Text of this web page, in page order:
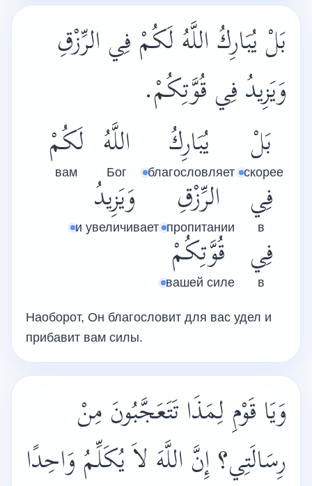
بَلْ يُبَارِكُ اللَّهُ لَكُمْ فِي الرِّزْقِ
وَيَزِيدُ فِي قُوَّتِكُمْ.
بَلْ
скорее
يُبَارِكُ
благословляет
اللَّهُ
Бог
لَكُمْ
вам
فِي
в
الرِّزْقِ
пропитании
وَيَزِيدُ
и увеличивает
فِي
в
قُوَّتِكُمْ
вашей силе
Наоборот, Он благословит для вас удел и
прибавит вам силы.
وَيَا قَوْمِ لِمَذَا تَتَعَجَّبُونَ مِنْ
رِسَالَتِي؟ إِنَّ اللَّهَ لاَ يُكَلِّمُ وَاحِدًا